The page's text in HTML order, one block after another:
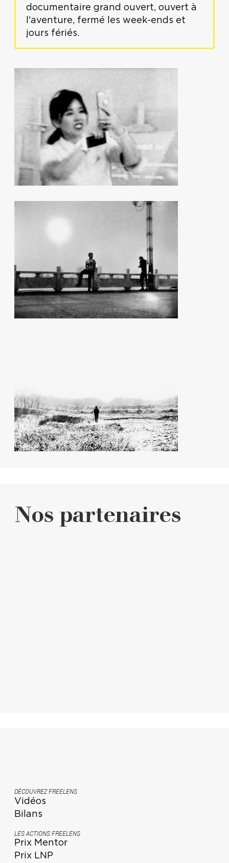
documentaire grand ouvert, ouvert à
l'aventure, fermé les week-ends et
jours fériés.
Nos partenaires
DÉCOUVREZ FREELENS
Vidéos
Bilans
LES ACTIONS FREELENS
Prix Mentor
Prix LNP